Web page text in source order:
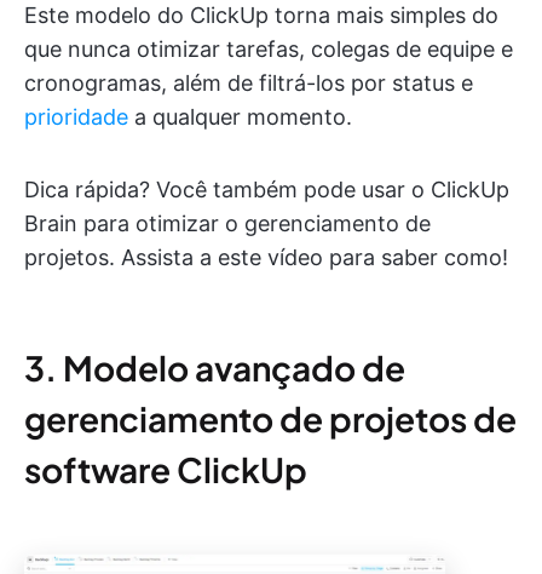
Este modelo do ClickUp torna mais simples do
que nunca otimizar tarefas, colegas de equipe e
cronogramas, além de filtrá-los por status e
prioridade a qualquer momento.
Dica rápida? Você também pode usar o ClickUp
Brain para otimizar o gerenciamento de
projetos. Assista a este vídeo para saber como!
3. Modelo avançado de
gerenciamento de projetos de
software ClickUp